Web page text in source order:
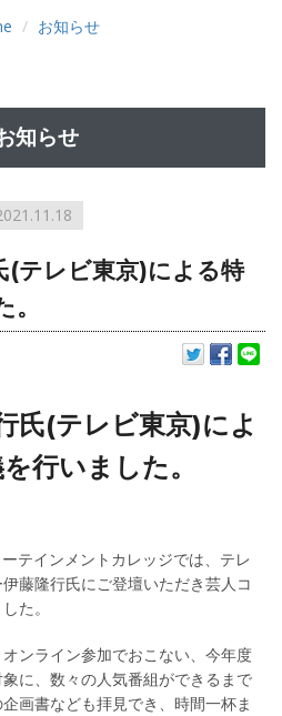
お知らせ
知らせ
(テレビ東京)による特
氏(テレビ東京)によ
行いました。
テインメントカレッジでは、テレ
藤隆行氏にご登壇いただき芸人コ
た。
ンライン参加でおこない、今年度
に、数々の人気番組ができるまで
画書なども拝見でき、時間一杯ま